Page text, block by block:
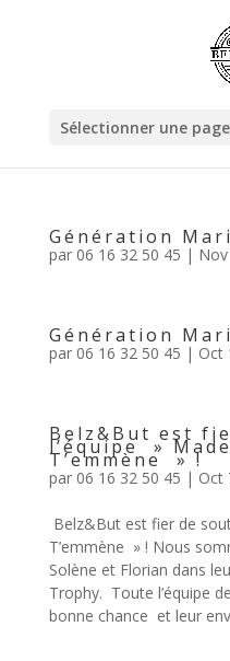
Sélectionner une page
Génération
par 06 16 32 50 45 |
Génération
par 06 16 32 50 45 | Oct
Belz&But est
l’équipe »
T’emmène » !
par 06 16 32 50 45 | Oct
Belz&But est fier de
T’emmène » ! Nous
Solène et Florian dans
Trophy. Toute l’équipe
bonne chance et leur